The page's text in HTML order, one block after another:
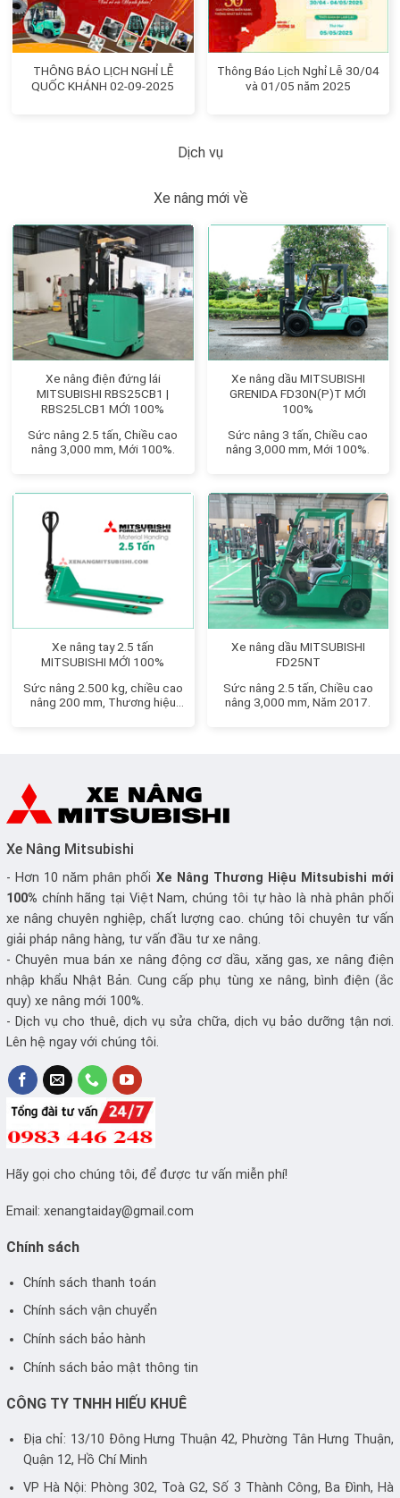
THÔNG BÁO LỊCH NGHỈ LỄ
QUỐC KHÁNH 02-09-2025
Thông Báo Lịch Nghỉ Lễ 30/04
và 01/05 năm 2025
Dịch vụ
Xe nâng mới về
Xe nâng điện đứng lái
MITSUBISHI RBS25CB1 |
RBS25LCB1 MỚI 100%
Sức nâng 2.5 tấn, Chiều cao
nâng 3,000 mm, Mới 100%.
Xe nâng dầu MITSUBISHI
GRENIDA FD30N(P)T MỚI
100%
Sức nâng 3 tấn, Chiều cao
nâng 3,000 mm, Mới 100%.
Xe nâng tay 2.5 tấn
MITSUBISHI MỚI 100%
Sức nâng 2.500 kg, chiều cao
nâng 200 mm, Thương hiệu
Xe nâng dầu MITSUBISHI
FD25NT
Sức nâng 2.5 tấn, Chiều cao
nâng 3,000 mm, Năm 2017.
Xe Nâng Mitsubishi
- Hơn 10 năm phân phối Xe Nâng Thương Hiệu Mitsubishi mới
100% chính hãng tại Việt Nam, chúng tôi tự hào là nhà phân phối
xe nâng chuyên nghiệp, chất lượng cao. chúng tôi chuyên tư vấn
giải pháp nâng hàng, tư vấn đầu tư xe nâng.
- Chuyên mua bán xe nâng động cơ dầu, xăng gas, xe nâng điện
nhập khẩu Nhật Bản. Cung cấp phụ tùng xe nâng, bình điện (ắc
quy) xe nâng mới 100%.
- Dịch vụ cho thuê, dịch vụ sửa chữa, dịch vụ bảo dưỡng tận nơi.
Lên hệ ngay với chúng tôi.
Hãy gọi cho chúng tôi, để được tư vấn miễn phí!
Email: xenangtaiday@gmail.com
Chính sách
Chính sách thanh toán
Chính sách vận chuyển
Chính sách bảo hành
Chính sách bảo mật thông tin
CÔNG TY TNHH HIẾU KHUÊ
Địa chỉ: 13/10 Đông Hưng Thuận 42, Phường Tân Hưng Thuận,
Quận 12, Hồ Chí Minh
VP Hà Nội: Phòng 302, Toà G2, Số 3 Thành Công, Ba Đình, Hà